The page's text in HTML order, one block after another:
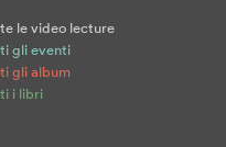
le video lecture
gli eventi
gli album
i libri